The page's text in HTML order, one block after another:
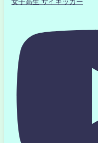
女子高生 サイキッカー